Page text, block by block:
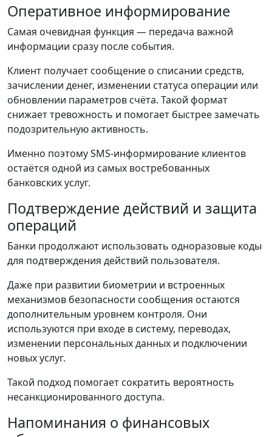
Оперативное информирование
Самая очевидная функция — передача важной
информации сразу после события.
Клиент получает сообщение о списании средств,
зачислении денег, изменении статуса операции или
обновлении параметров счёта. Такой формат
снижает тревожность и помогает быстрее замечать
подозрительную активность.
Именно поэтому SMS-информирование клиентов
остаётся одной из самых востребованных
банковских услуг.
Подтверждение действий и защита
операций
Банки продолжают использовать одноразовые коды
для подтверждения действий пользователя.
Даже при развитии биометрии и встроенных
механизмов безопасности сообщения остаются
дополнительным уровнем контроля. Они
используются при входе в систему, переводах,
изменении персональных данных и подключении
новых услуг.
Такой подход помогает сократить вероятность
несанкционированного доступа.
Напоминания о финансовых